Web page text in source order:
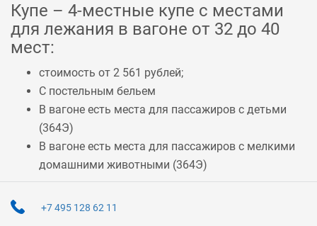
Купе – 4-местные купе с местами
для лежания в вагоне от 32 до 40
мест:
стоимость от 2 561 рублей;
С постельным бельем
В вагоне есть места для пассажиров с детьми
(364Э)
В вагоне есть места для пассажиров с мелкими
домашними животными (364Э)
+7 495 128 62 11